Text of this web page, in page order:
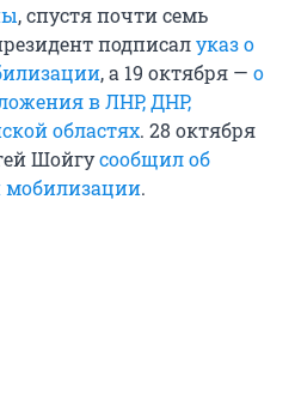
, спустя почти семь
подписалуказ о
, а 19 октября — о
в ЛНР, ДНР,
областях. 28 октября
Шойгусообщил об
мобилизации.